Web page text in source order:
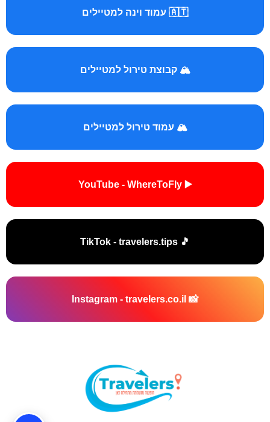
🇦🇹 עמוד וינה למטיילים
🏔️ קבוצת טירול למטיילים
🏔️ עמוד טירול למטיילים
▶️ YouTube - WhereToFly
🎵 TikTok - travelers.tips
📸 Instagram - travelers.co.il